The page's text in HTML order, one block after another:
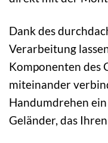
Dank des
Verarbeitung
Komponenten des
miteinander
Handumdrehen
Geländer, das